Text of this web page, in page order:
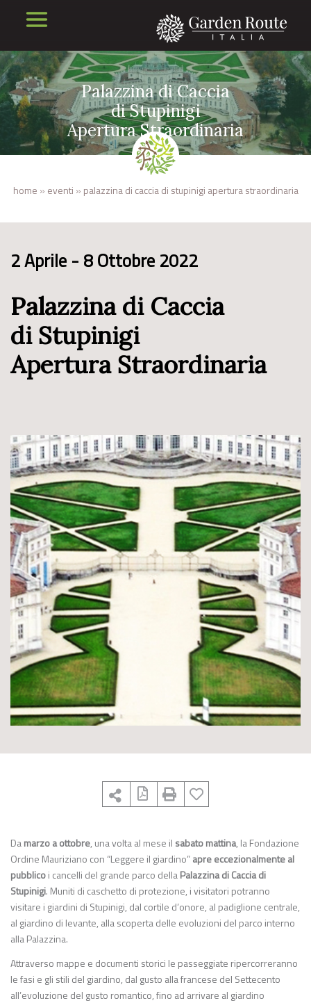
Palazzina di Caccia
di Stupinigi
Apertura Straordinaria
home » eventi » palazzina di caccia di stupinigi apertura straordinaria
2 Aprile - 8 Ottobre 2022
Palazzina di Caccia
di Stupinigi
Apertura Straordinaria
Damarzo a ottobre, una volta al mese il sabato mattina, la Fondazione
Ordine Mauriziano con “Leggere il giardino”apre eccezionalmente al
pubblicoi cancelli del grande parco dellaPalazzina di Caccia di
Stupinigi. Muniti di caschetto di protezione, i visitatori potranno
visitare i giardini di Stupinigi, dal cortile d’onore, al padiglione centrale,
al giardino di levante, alla scoperta delle evoluzioni del parco interno
alla Palazzina.
Attraverso mappe e documenti storici le passeggiate ripercorreranno
le fasi e gli stili del giardino, dal gusto alla francese del Settecento
all’evoluzione del gusto romantico, fino ad arrivare al giardino